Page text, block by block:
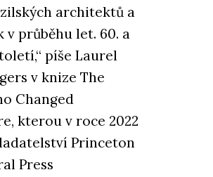
architektů a
průběhu let. 60. a
píše Laurel
v knize The
Changed
kterou v roce 2022
Princeton
Press